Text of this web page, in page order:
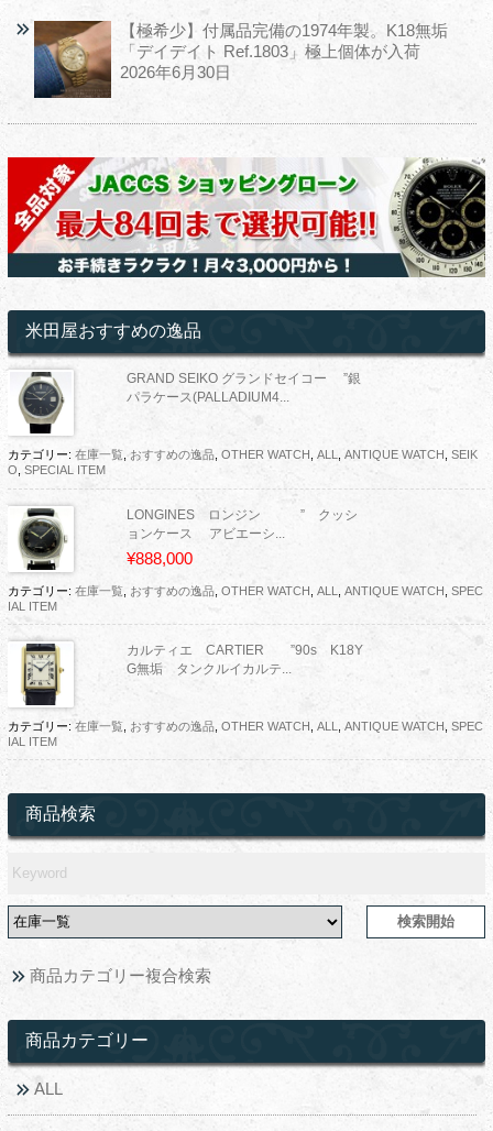
【極希少】付属品完備の1974年製。K18無垢
「デイデイト Ref.1803」極上個体が入荷
2026年6月30日
米田屋おすすめの逸品
GRAND SEIKO グランドセイコー ”銀
パラケース(PALLADIUM4...
カテゴリー: 在庫一覧,おすすめの逸品, OTHER WATCH ALL ANTIQUE WATCH SEIK
O SPECIAL ITEM
LONGINES ロンジン ” クッシ
ョンケース アビエーシ...
¥888,000
カテゴリー: 在庫一覧, おすすめの逸品, OTHER WATCH ALL ANTIQUE WATCH SPEC
IAL ITEM
カルティエ CARTIER ”90s K18Y
G無垢 タンクルイカルテ...
カテゴリー: 在庫一覧, おすすめの逸品, OTHER WATCH ALL ANTIQUE WATCH, SPEC
IAL ITEM
商品検索
商品カテゴリー複合検索
商品カテゴリー
ALL